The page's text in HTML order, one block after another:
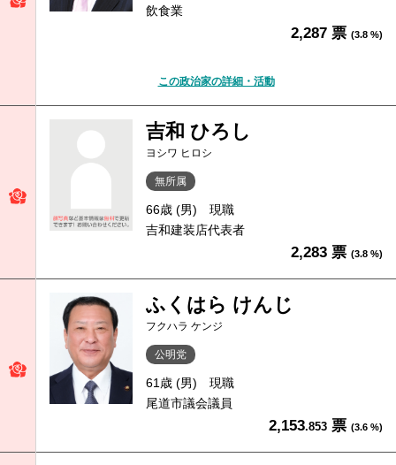
飲食業
2,287 票 (3.8 %)
この政治家の詳細・活動
吉和 ひろし
ヨシワ ヒロシ
無所属
66歳 (男)
現職
吉和建装店代表者
2,283 票 (3.8 %)
ふくはら けんじ
フクハラ ケンジ
公明党
61歳 (男)
現職
尾道市議会議員
2,153.853 票 (3.6 %)